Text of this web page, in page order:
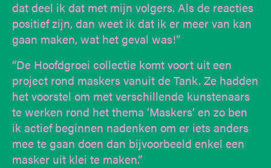
dat deel ik dat met mijn volgers. Als de reacties
positief zijn, dan weet ik dat ik er meer van kan
gaan maken, wat het geval was!”
“De Hoofdgroei collectie komt voort uit een
project rond maskers vanuit de Tank. Ze hadden
het voorstel om met verschillende kunstenaars
te werken rond het thema ‘Maskers’ en zo ben
ik actief beginnen nadenken om er iets anders
mee te gaan doen dan bijvoorbeeld enkel een
masker uit klei te maken.”